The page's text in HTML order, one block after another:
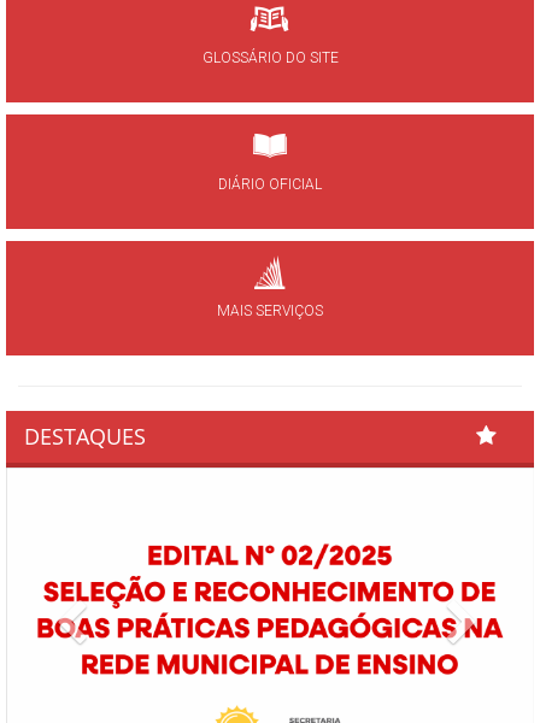
GLOSSÁRIO DO SITE
DIÁRIO OFICIAL
MAIS SERVIÇOS
DESTAQUES
Previous Next